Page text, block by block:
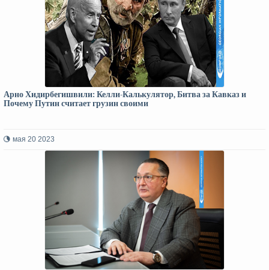
Арно Хидирбегишвили: Келли-Калькулятор, Битва за Кавказ и
Почему Путин считает грузин своими
мая 20 2023